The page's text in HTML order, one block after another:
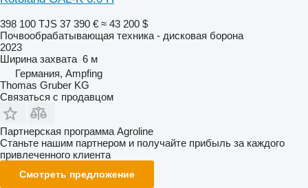
398 100 TJS 37 390 € ≈ 43 200 $
Почвообрабатывающая техника - дисковая борона
2023
Ширина захвата 6 м
Германия, Ampfing
Thomas Gruber KG
Связаться с продавцом
Партнерская программа Agroline
Станьте нашим партнером и получайте прибыль за каждого
привлеченного клиента
Смотреть предложение